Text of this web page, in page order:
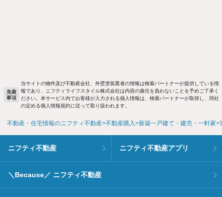
免責
事項
当サイトの物件及び不動産会社、外壁塗装業者の情報は検索パートナーが提供している情
報であり、ニフティライフスタイル株式会社は内容の責任を負わないことを予めご了承く
ださい。本サービス内でお客様が入力される個人情報は、検索パートナーが取得し、同社
の定める個人情報規約に従って取り扱われます。
不動産・住宅情報のニフティ不動産 不動産購入 新築一戸建て・建売・一軒家
ニフティ不動産 ニフティ不動産アプリ
＼Because／ ニフティ不動産